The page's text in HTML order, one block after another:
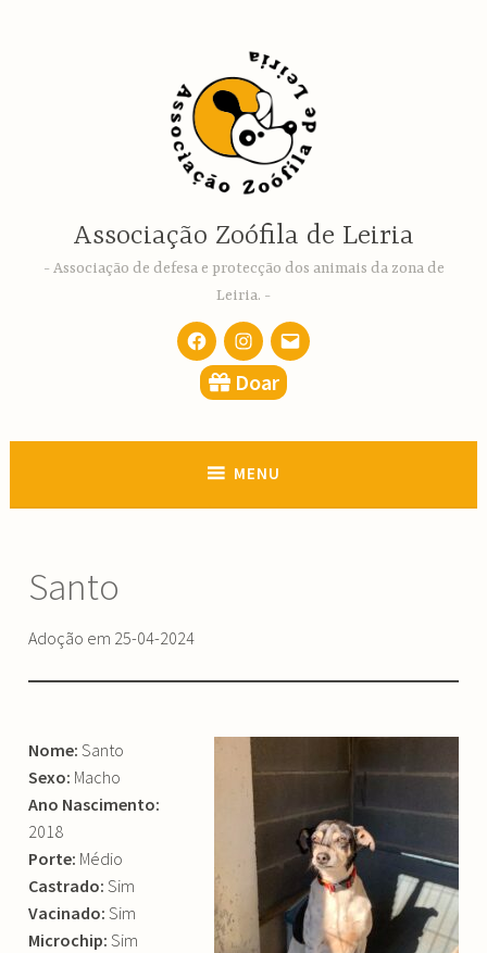
Associação Zoófila de Leiria
Associação de defesa e protecção dos animais da zona de
Leiria.
FacebookInstagram
email
Doar
MENU
Santo
Adoção em 25-04-2024
Nome: Santo
Sexo: Macho
Ano Nascimento:
2018
Porte: Médio
Castrado: Sim
Vacinado: Sim
Microchip:Sim